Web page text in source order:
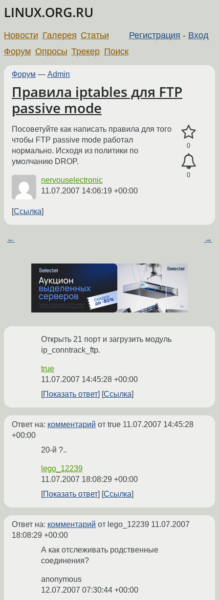
LINUX.ORG.RU
Регистрация - Вход
Новости Галерея Статьи
Форум Опросы Трекер Поиск
Форум — Admin
Правила iptables для FTP
passive mode
0
0
Посоветуйте как написать правила для того
чтобы FTP passive mode работал
нормально. Исходя из политики по
умолчанию DROP.
nervouselectronic
11.07.2007 14:06:19 +00:00
Ссылка
← →
Открыть 21 порт и загрузить модуль
ip_conntrack_ftp.
true
11.07.2007 14:45:28 +00:00
Показать ответ
Ссылка
Ответ на: комментарий от true 11.07.2007 14:45:28
+00:00
20-й ?..
lego_12239
11.07.2007 18:08:29 +00:00
Показать ответ
Ссылка
Ответ на: комментарий от lego_12239 11.07.2007
18:08:29 +00:00
А как отслеживать родственные
соединения?
anonymous
12.07.2007 07:30:44 +00:00